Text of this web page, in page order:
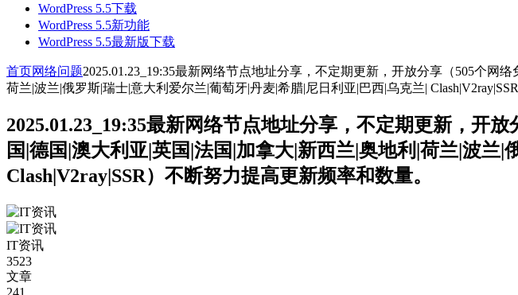
WordPress 5.5下载
WordPress 5.5新功能
WordPress 5.5最新版下载
首页网络问题2025.01.23_19:35最新网络节点地址分享，不定期更新，开放分享（505个网
荷兰|波兰|俄罗斯|瑞士|意大利爱尔兰|葡萄牙|丹麦|希腊|尼日利亚|巴西|乌克兰|
2025.01.23_19:35最新网络节点地址分享，不定期更新，开
国|德国|澳大利亚|英国|法国|加拿大|新西兰|奥地利|荷兰|波兰
Clash|V2ray|SSR）不断努力提高更新频率和数量。
IT资讯
3523
文章